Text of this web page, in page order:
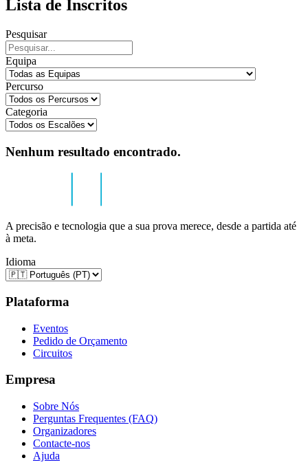
Lista de Inscritos
Pesquisar
Equipa
Percurso
Categoria
Nenhum resultado encontrado.
A precisão e tecnologia que a sua prova merece, desde a partida até
à meta.
Idioma
Plataforma
Eventos
Pedido de Orçamento
Circuitos
Empresa
Sobre Nós
Perguntas Frequentes (FAQ)
Organizadores
Contacte-nos
Ajuda